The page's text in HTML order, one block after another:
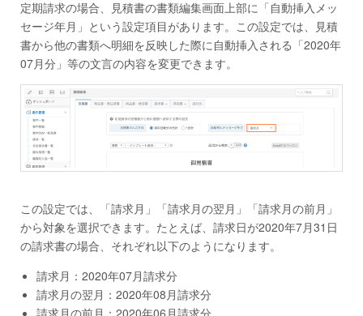
定期請求の場合、見積書の書類編集画面上部に「自動挿入メッ
セージ年月」という設定項目があります。この設定では、見積
書から他の書類へ明細を反映した際に自動挿入される「2020年
07月分」等の文言の内容を変更できます。
この設定では、「請求月」「請求月の翌月」「請求月の前月」
から対象を選択できます。たとえば、請求日が2020年7月31日
の請求書の場合、それぞれ以下のようになります。
請求月：2020年07月請求分
請求月の翌月：2020年08月請求分
請求月の前月：2020年06月請求分